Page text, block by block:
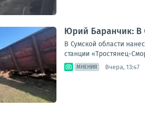
Юрий Баранчик: В
В Сумской области
станции «Тростянец-
МНЕНИЯ Вчера, 13:47